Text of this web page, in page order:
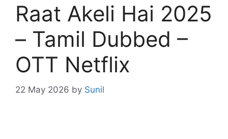
Raat Akeli Hai 2025
– Tamil Dubbed –
OTT Netflix
22 May 2026 by Sunil